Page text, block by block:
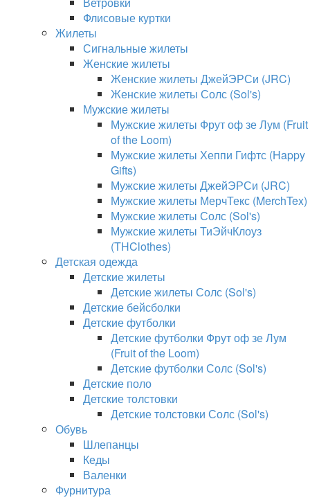
Флисовые куртки
Жилеты
Сигнальные жилеты
Женские жилеты
Женские жилеты ДжейЭРСи (JRC)
Женские жилеты Солс (Sol's)
Мужские жилеты
Мужские жилеты Фрут оф зе Лум (Fruit
of the Loom)
Мужские жилеты Хеппи Гифтс (Happy
Gifts)
Мужские жилеты ДжейЭРСи (JRC)
Мужские жилеты МерчТекс (MerchTex)
Мужские жилеты Солс (Sol's)
Мужские жилеты ТиЭйчКлоуз
(THClothes)
Детская одежда
Детские жилеты
Детские жилеты Солс (Sol's)
Детские бейсболки
Детские футболки
Детские футболки Фрут оф зе Лум
(Fruit of the Loom)
Детские футболки Солс (Sol's)
Детские поло
Детские толстовки
Детские толстовки Солс (Sol's)
Обувь
Шлепанцы
Кеды
Валенки
Фурнитура